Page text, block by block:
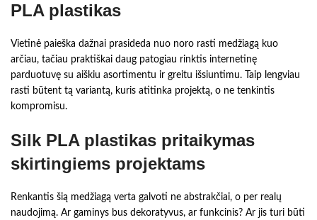
PLA plastikas
Vietinė paieška dažnai prasideda nuo noro rasti medžiagą kuo
arčiau, tačiau praktiškai daug patogiau rinktis internetinę
parduotuvę su aiškiu asortimentu ir greitu išsiuntimu. Taip lengviau
rasti būtent tą variantą, kuris atitinka projektą, o ne tenkintis
kompromisu.
Silk PLA plastikas pritaikymas
skirtingiems projektams
Renkantis šią medžiagą verta galvoti ne abstrakčiai, o per realų
naudojimą. Ar gaminys bus dekoratyvus, ar funkcinis? Ar jis turi būti